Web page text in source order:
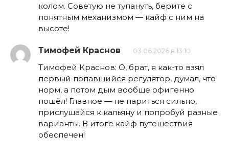
колом. Советую не тупануть, берите с
понятным механизмом — кайф с ним на
высоте!
Тимофей Краснов 03.06.2026 в 13:10
Тимофей Краснов: О, брат, я как-то взял
первый попавшийся регулятор, думал, что
норм, а потом дым вообще офигенно
пошёл! Главное — не париться сильно,
прислушайся к кальяну и попробуй разные
варианты. В итоге кайф путешествия
обеспечен!